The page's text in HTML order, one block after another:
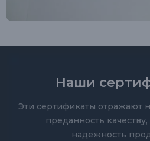
Наши
Эти сертификаты отражают
преданность
надежность